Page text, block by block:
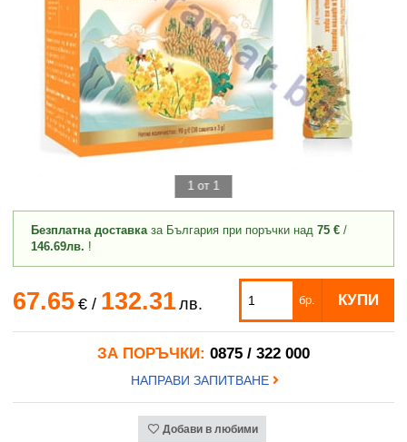
1 от 1
Безплатна доставказа България при поръчки над 75 € /
146.69лв. !
67.65 €/ 132.31лв. бр. КУПИ
ЗА ПОРЪЧКИ: 0875 / 322 000
НАПРАВИ ЗАПИТВАНЕ
Добави в любими